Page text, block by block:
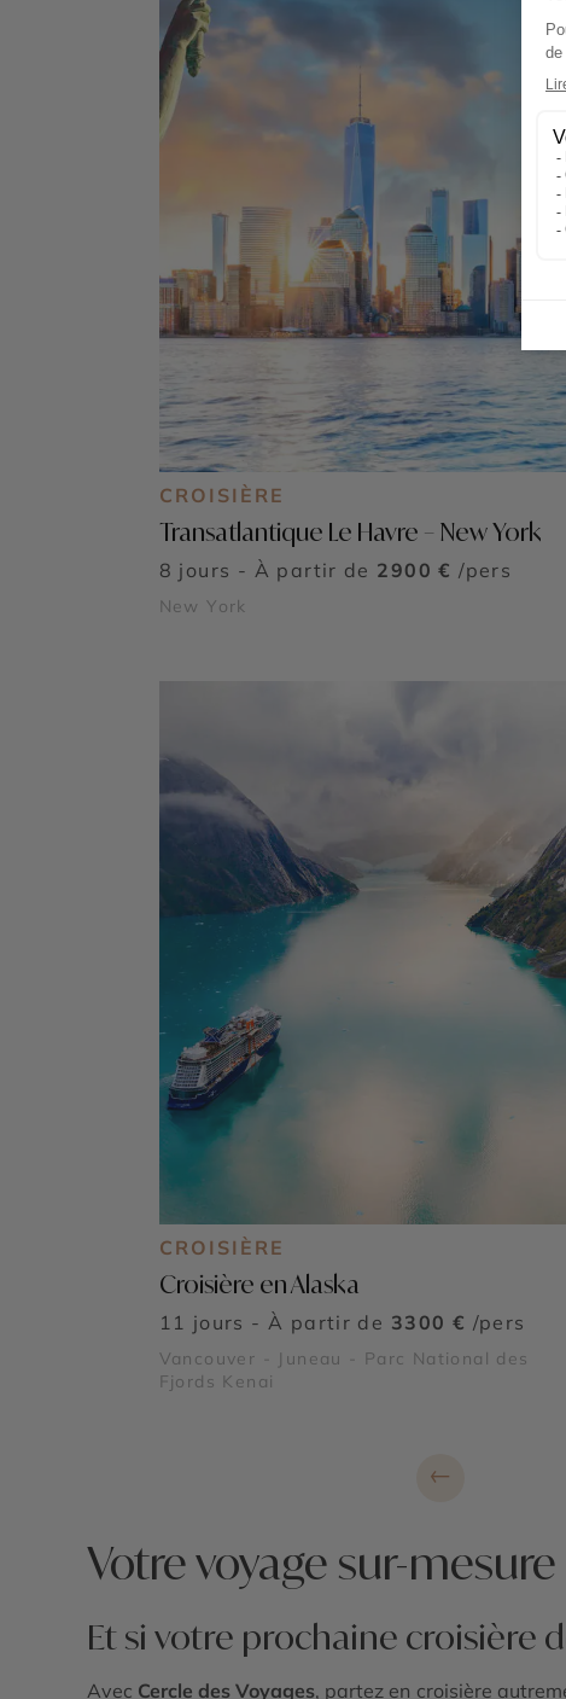
CROISIÈRE
Transatlantique Le Havre – New York
8 jours - À partir de 2900 € /pers
New York
CROISIÈRE
Croisière en Alaska
11 jours - À partir de 3300 € /pers
Vancouver - Juneau - Parc National des
Fjords Kenai
←
Votre voyage sur-mesure
Et si votre prochaine croisière
Avec Cercle des Voyages, partez en croisière